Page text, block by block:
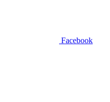
Facebook